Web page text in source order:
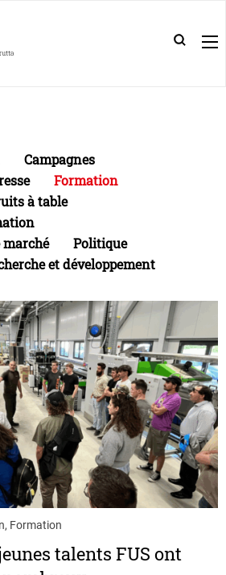
Campagnes
Formation
à table
Politique
et développement
Formation
talents FUS ont